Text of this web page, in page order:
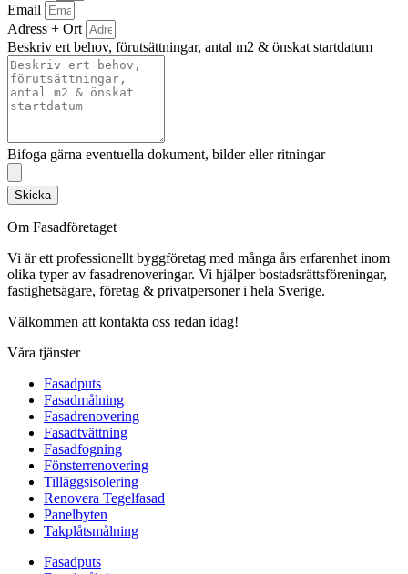
Email
Adress + Ort
Beskriv ert behov, förutsättningar, antal m2 & önskat startdatum
Bifoga gärna eventuella dokument, bilder eller ritningar
Skicka
Om Fasadföretaget
Vi är ett professionellt byggföretag med många års erfarenhet inom
olika typer av fasadrenoveringar. Vi hjälper bostadsrättsföreningar,
fastighetsägare, företag & privatpersoner i hela Sverige.
Välkommen att kontakta oss redan idag!
Våra tjänster
Fasadputs
Fasadmålning
Fasadrenovering
Fasadtvättning
Fasadfogning
Fönsterrenovering
Tilläggsisolering
Renovera Tegelfasad
Panelbyten
Takplåtsmålning
Fasadputs